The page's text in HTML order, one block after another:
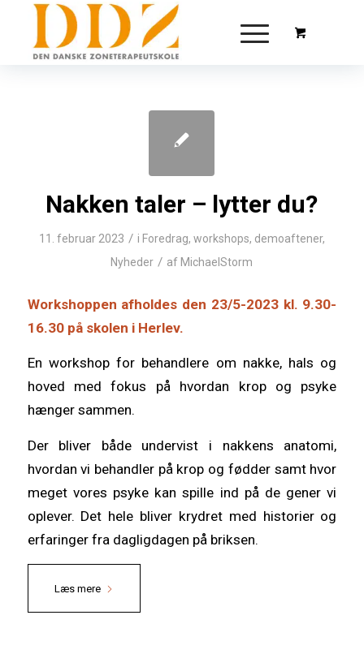
Nakken taler – lytter du?
11. februar 2023 / i Foredrag, workshops, demoaftener,
Nyheder / af MichaelStorm
Workshoppen afholdes den 23/5-2023 kl. 9.30-
16.30 på skolen i Herlev.
En workshop for behandlere om nakke, hals og
hoved med fokus på hvordan krop og psyke
hænger sammen.
Der bliver både undervist i nakkens anatomi,
hvordan vi behandler på krop og fødder samt hvor
meget vores psyke kan spille ind på de gener vi
oplever. Det hele bliver krydret med historier og
erfaringer fra dagligdagen på briksen.
Læs mere